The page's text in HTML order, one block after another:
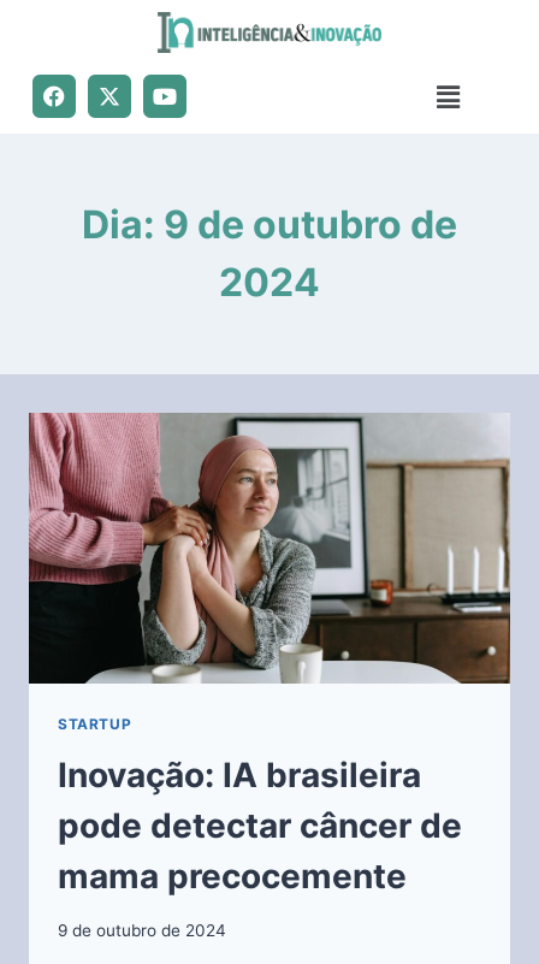
Dia: 9 de outubro de
2024
STARTUP
Inovação: IA brasileira
pode detectar câncer de
mama precocemente
9 de outubro de 2024